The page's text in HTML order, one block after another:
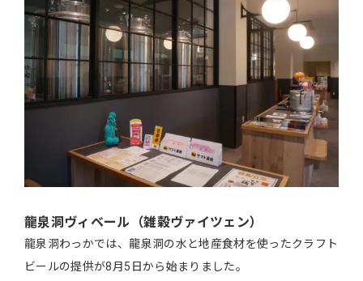
龍泉洞ヴィベール（雑穀ヴァイツェン）
龍泉洞わっかでは、龍泉洞の水と地産食材を使ったクラフト
ビールの提供が8月5日から始まりました。